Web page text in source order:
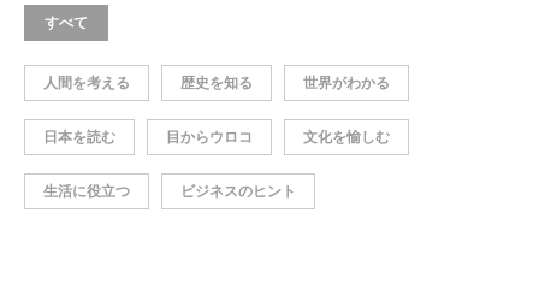
すべて
人間を考える 歴史を知る 世界がわかる
日本を読む 目からウロコ 文化を愉しむ
生活に役立つ ビジネスのヒント